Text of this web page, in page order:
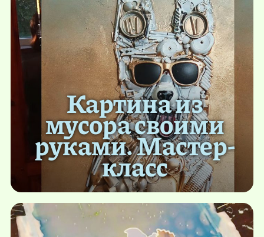
Картина из
мусора своими
руками. Мастер-
класс